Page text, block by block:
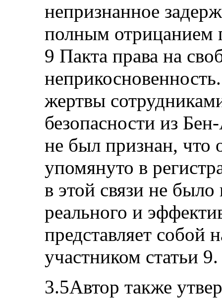
непризнанное
полным отрицанием
9 Пакта права на
жертвы
безопасности из
не был признан, что
упомянуто в
в этой связи не
реального и
представляет собой
участником статьи 9.
3.5Автор также